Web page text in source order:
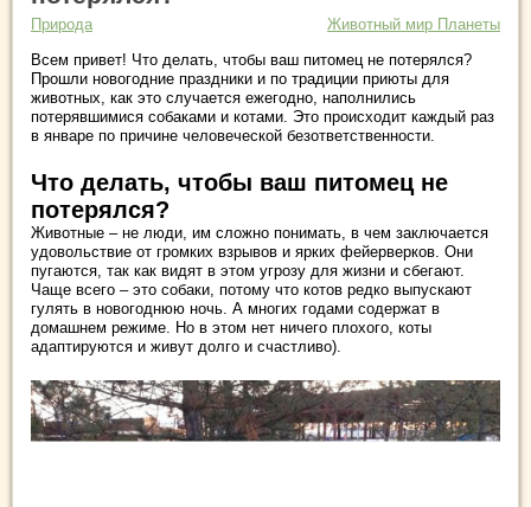
Природа
Животный мир Планеты
Всем привет! Что делать, чтобы ваш питомец не потерялся?
Прошли новогодние праздники и по традиции приюты для
животных, как это случается ежегодно, наполнились
потерявшимися собаками и котами. Это происходит каждый раз
в январе по причине человеческой безответственности.
Что делать, чтобы ваш питомец не
потерялся?
Животные – не люди, им сложно понимать, в чем заключается
удовольствие от громких взрывов и ярких фейерверков. Они
пугаются, так как видят в этом угрозу для жизни и сбегают.
Чаще всего – это собаки, потому что котов редко выпускают
гулять в новогоднюю ночь. А многих годами содержат в
домашнем режиме. Но в этом нет ничего плохого, коты
адаптируются и живут долго и счастливо).